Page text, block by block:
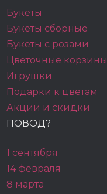
Букеты
Букеты сборные
Букеты с розами
Цветочные корзины
Игрушки
Подарки к цветам
Акции и скидки
ПОВОД?
1 сентября
14 февраля
8 марта